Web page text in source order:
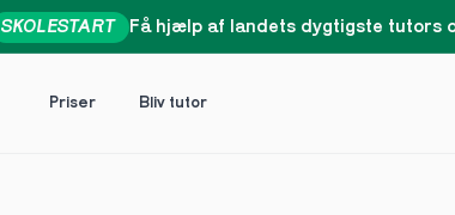
Priser Bliv tutor
Få hjælp af landets dygtigste tutors
SKOLESTART